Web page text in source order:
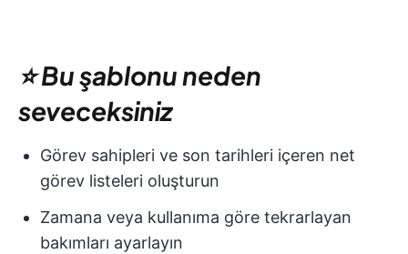
⭐ Bu şablonu neden
seveceksiniz
Görev sahipleri ve son tarihleri içeren net
görev listeleri oluşturun
Zamana veya kullanıma göre tekrarlayan
bakımları ayarlayın